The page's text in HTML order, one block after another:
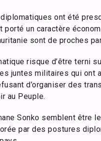
ont été
porté un caractère
sont de proches
risque d’être terni
juntes militaires qui ont
d’organiser des
au Peuple.
Sonko semblent être
par des postures